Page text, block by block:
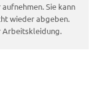
Sie kann
wieder abgeben.
Arbeitskleidung.